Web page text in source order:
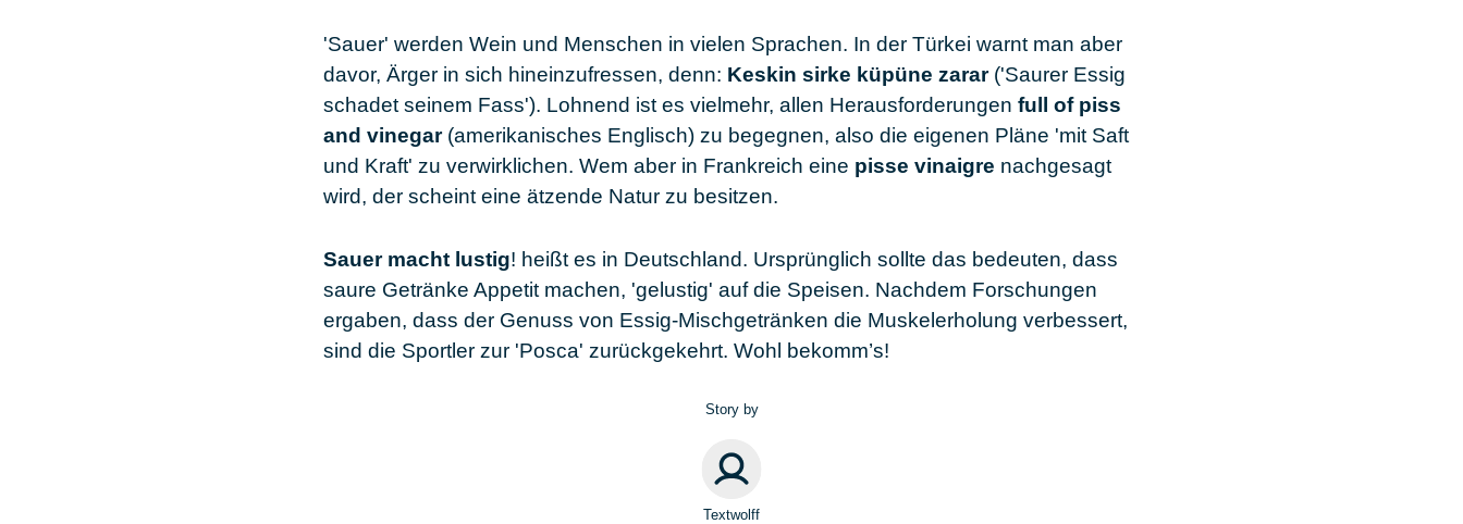
'Sauer' werden Wein und Menschen in vielen Sprachen. In der Türkei warnt man aber
davor, Ärger in sich hineinzufressen, denn: Keskin sirke küpüne zarar('Saurer Essig
schadet seinem Fass'). Lohnend ist es vielmehr, allen Herausforderungen full of piss
and vinegar(amerikanisches Englisch) zu begegnen, also die eigenen Pläne 'mit Saft
und Kraft' zu verwirklichen. Wem aber in Frankreich eine pisse vinaigre nachgesagt
wird, der scheint eine ätzende Natur zu besitzen.
Sauer macht lustig! heißt es in Deutschland. Ursprünglich sollte das bedeuten, dass
saure Getränke Appetit machen, 'gelustig' auf die Speisen. Nachdem Forschungen
ergaben, dass der Genuss von Essig-Mischgetränken die Muskelerholung verbessert,
sind die Sportler zur 'Posca' zurückgekehrt. Wohl bekomm’s!
Story by
Textwolff